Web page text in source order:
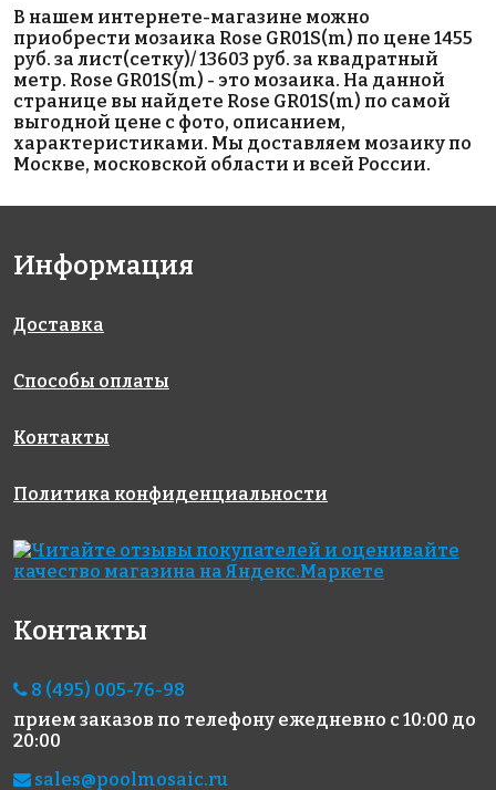
Rose WJ 18(2)
327x327
Rose AJ 19(2)
327x327
Golden Effect
GD 16175
327x327
10884 руб./м²
Rose MJ 23
Rose AJ
Rose WJ 23(1)
327x327
Rose WJ 93
327x327
Rose WMJ
02+1
327x327
4396 руб./м² 11804 руб./м²
В нашем интернете-магазине можно
приобрести мозаика Rose GR01S(m) по цене 1455
руб. за лист(сетку)/ 13603 руб. за квадратный
метр. Rose GR01S(m) - это мозаика. На данной
странице вы найдете Rose GR01S(m) по самой
выгодной цене с фото, описанием,
характеристиками. Мы доставляем мозаику по
Москве, московской области и всей России.
Информация
Доставка
Способы оплаты
Контакты
Политика конфиденциальности
Контакты
8 (495) 005-76-98
прием заказов по телефону ежедневно с 10:00 до
20:00
sales@poolmosaic.ru